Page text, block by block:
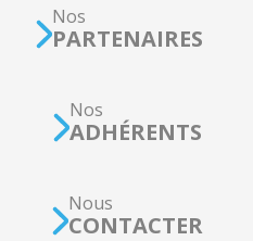
Nos
PARTENAIRES
Nos
ADHÉRENTS
Nous
CONTACTER